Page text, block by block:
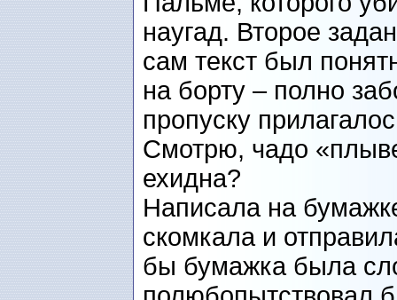
наугад. Второе
сам текст был
на борту – полно
пропуску
Смотрю, чадо
ехидна?
Написала на
скомкала и
бы бумажка была